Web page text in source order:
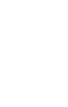
pri
na